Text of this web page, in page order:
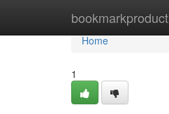
bookmarkproduct
Home
Home
1